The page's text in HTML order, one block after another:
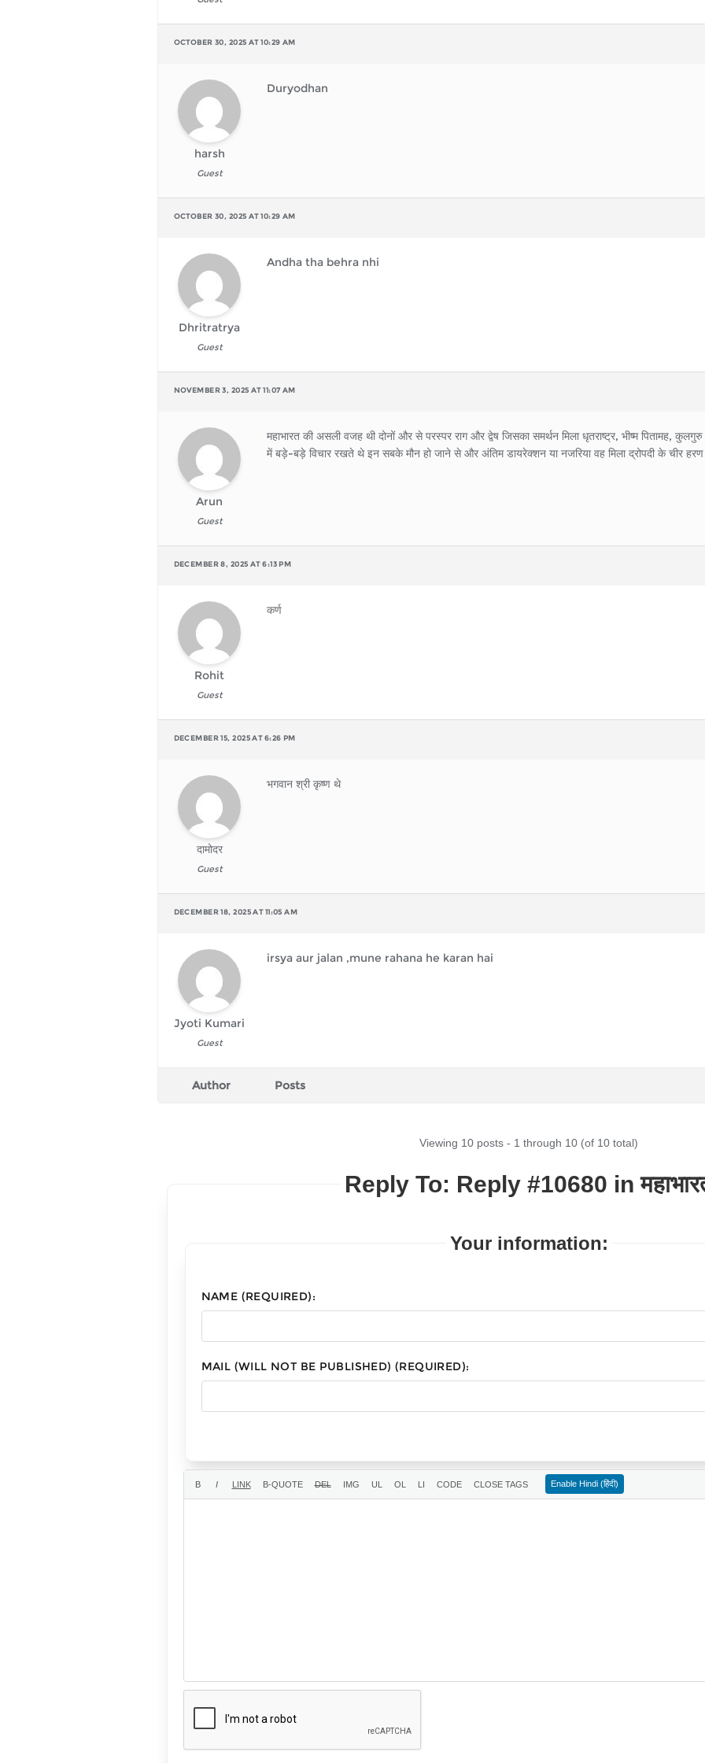
OCTOBER 30, 2025 AT 10:29 AM
harsh
Guest
Duryodhan
OCTOBER 30, 2025 AT 10:29 AM
Dhritratrya
Guest
Andha tha behra nhi
NOVEMBER 3, 2025 AT 11:07 AM
Arun
Guest
महाभारत की असली वजह थी दोनों और से परस्पर राग और द्वेष जिसका समर्थन मिला धृतराष्ट्र, भीष्म पितामह,
में बड़े-बड़े विचार रखते थे इन सबके मौन हो जाने से और अंतिम डायरेक्शन या नजरिया वह मिला द्रोपदी के चीर हरण
DECEMBER 8, 2025 AT 6:13 PM
Rohit
Guest
कर्ण
DECEMBER 15, 2025 AT 6:26 PM
दामोदर
Guest
भगवान श्री कृष्ण थे
DECEMBER 18, 2025 AT 11:05 AM
Jyoti Kumari
Guest
irsya aur jalan ,mune rahana he karan hai
Author Posts
Viewing 10 posts - 1 through 10 (of 10 total)
Reply To: Reply #10680 in
Your information:
NAME (REQUIRED):
MAIL (WILL NOT BE PUBLISHED) (REQUIRED):
Enable Hindi (हिंदी)